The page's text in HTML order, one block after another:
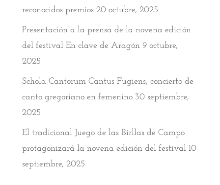
reconocidos premios 20 octubre, 2025
Presentación a la prensa de la novena edición
del festival En clave de Aragón 9 octubre,
2025
Schola Cantorum Cantus Fugiens, concierto de
canto gregoriano en femenino 30 septiembre,
2025
El tradicional Juego de las Birllas de Campo
protagonizará la novena edición del festival 10
septiembre, 2025